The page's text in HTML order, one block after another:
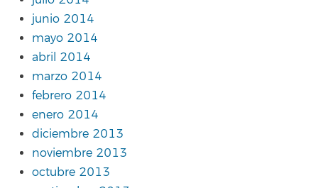
junio 2014
mayo 2014
abril 2014
marzo 2014
febrero 2014
enero 2014
diciembre 2013
noviembre 2013
octubre 2013